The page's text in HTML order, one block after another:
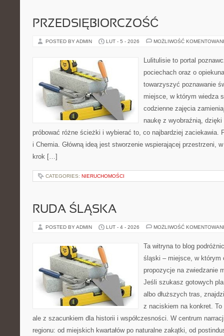
PRZEDSIĘBIORCZOŚĆ
POSTED BY ADMIN LUT - 5 - 2026 MOŻLIWOŚĆ
Lulitulisie to portal
pociechach oraz o
towarzyszyć poznawanie
miejsce, w którym wiedza
codzienne zajęcia
naukę z wyobraźnią,
próbować różne ścieżki i wybierać to, co najbardziej zaciekawia.
i Chemia. Główną ideą jest stworzenie wspierającej przestrzeni,
krok […]
CATEGORIES: NIERUCHOMOŚCI
RUDA ŚLĄSKA
POSTED BY ADMIN LUT - 4 - 2026 MOŻLIWOŚĆ
Ta witryna to blog
śląski – miejsce, w którym
propozycje na zwiedzanie
Jeśli szukasz gotowych
albo dłuższych tras,
z naciskiem na konkret.
ale z szacunkiem dla historii i współczesności. W centrum
regionu: od miejskich kwartałów po naturalne zakątki, od